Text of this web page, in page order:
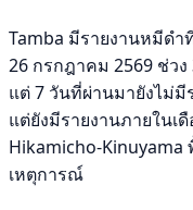
Tamba มีรายงานหมีดำ
26 กรกฎาคม 2569 ช่ว
แต่ 7 วันที่ผ่านมายังไม่
แต่ยังมีรายงานภายในเ
Hikamicho-
เหตุการณ์